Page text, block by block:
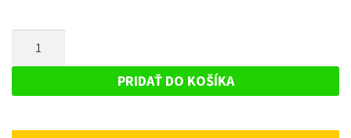
PRE
PRIDAŤ DO KOŠÍKA